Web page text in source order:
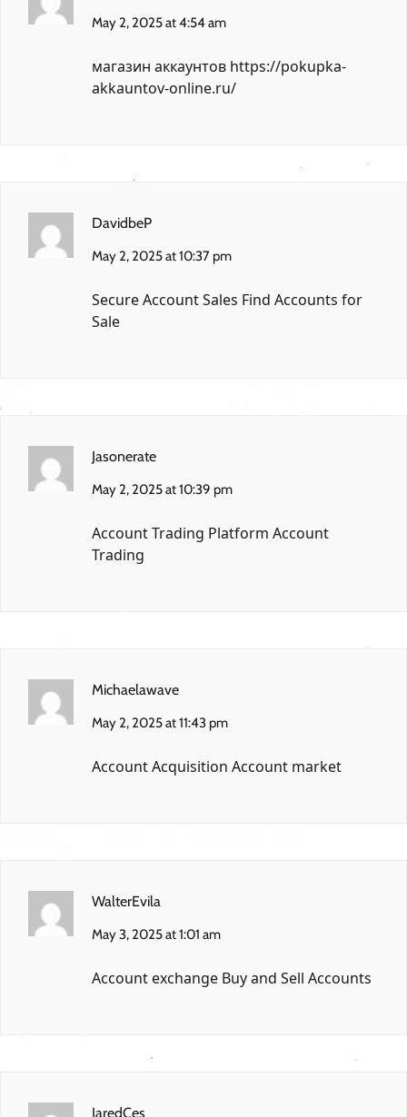
May 2, 2025 at 4:54 am
магазин аккаунтов https://pokupka-
akkauntov-online.ru/
DavidbeP
May 2, 2025 at 10:37 pm
Secure Account Sales Find Accounts for
Sale
Jasonerate
May 2, 2025 at 10:39 pm
Account Trading Platform Account
Trading
Michaelawave
May 2, 2025 at 11:43 pm
Account Acquisition Account market
WalterEvila
May 3, 2025 at 1:01 am
Account exchange Buy and Sell Accounts
JaredCes